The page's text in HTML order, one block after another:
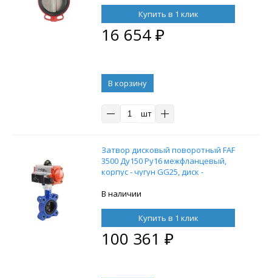
Купить в 1 клик
16 654₽
В корзину
шт
Затвор дисковый поворотный FAF
3500 Ду150 Ру16 межфланцевый,
корпус - чугун GG25, диск -
NBR с пневмоприводом DN.ru DA-
пневмораспределителем 4M310-08
24В
В наличии
Купить в 1 клик
100 361 ₽